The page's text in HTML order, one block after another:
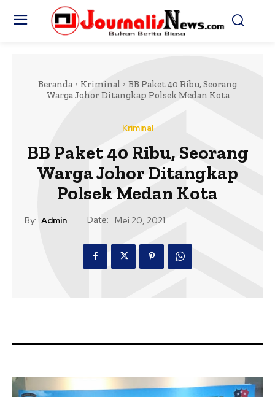
Beranda Kriminal
BB Paket 40 Ribu, Seorang
Warga Johor Ditangkap Polsek Medan Kota
Kriminal
BB Paket 40 Ribu, Seorang
Warga Johor Ditangkap
Polsek Medan Kota
By: Admin Date: Mei 20, 2021